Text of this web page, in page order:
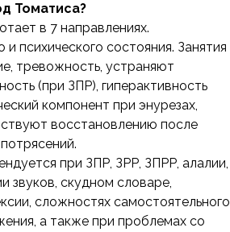
Томатиса?
в 7 направлениях.
психического состояния. Занятия
тревожность, устраняют
(при ЗПР), гиперактивность
компонент при энурезах,
восстановлению после
при ЗПР, ЗРР, ЗПРР, алалии,
звуков, скудном словаре,
сложностях самостоятельного
а также при проблемах со